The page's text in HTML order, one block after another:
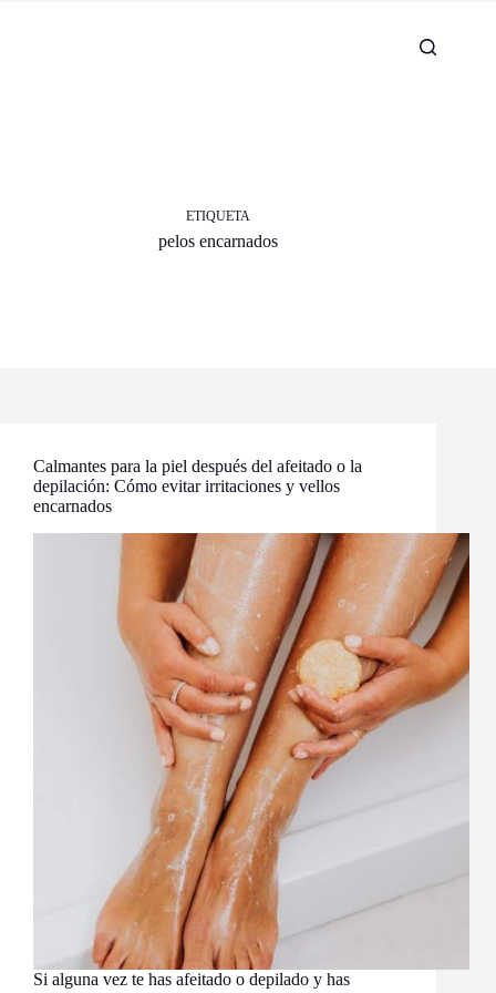
ETIQUETA
pelos encarnados
Calmantes para la piel después del afeitado o la
depilación: Cómo evitar irritaciones y vellos
encarnados
Si alguna vez te has afeitado o depilado y has